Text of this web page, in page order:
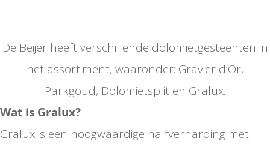
De Beijer heeft verschillende dolomietgesteenten in
het assortiment, waaronder: Gravier d’Or,
Parkgoud, Dolomietsplit en Gralux.
Wat is Gralux?
Gralux is een hoogwaardige halfverharding met